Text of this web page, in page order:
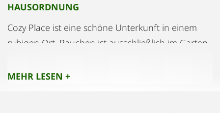
HAUSORDNUNG
Cozy Place ist eine schöne Unterkunft in einem
ruhigen Ort. Rauchen ist ausschließlich im Garten
nicht erlaubt.
MEHR LESEN +